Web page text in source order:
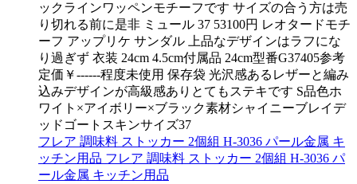
ックラインワッペンモチーフです サイズの合う方は売
り切れる前に是非 ミュール 37 53100円 レオタードモチ
ーフ アップリケ サンダル 上品なデザインはラフにな
り過ぎず 衣装 24cm 4.5cm付属品 24cm型番G37405参考
定価￥------程度未使用 保存袋 光沢感あるレザーと編み
込みデザインが高級感ありとてもステキです S品色ホ
ワイト×アイボリー×ブラック素材シャイニーブレイデ
ッドゴートスキンサイズ37
フレア 調味料 ストッカー 2個組 H-3036 パール金属 キ
ッチン用品 フレア 調味料 ストッカー 2個組 H-3036 パ
ール金属 キッチン用品